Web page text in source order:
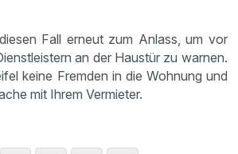
Fall erneut zum Anlass, um vor
an der Haustür zu warnen.
keine Fremden in die Wohnung und
mit Ihrem Vermieter.